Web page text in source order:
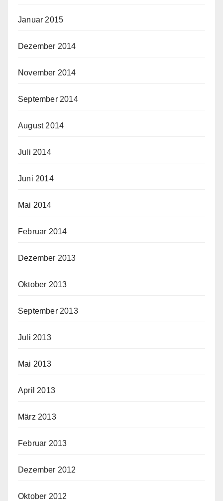
Januar 2015
Dezember 2014
November 2014
September 2014
August 2014
Juli 2014
Juni 2014
Mai 2014
Februar 2014
Dezember 2013
Oktober 2013
September 2013
Juli 2013
Mai 2013
April 2013
März 2013
Februar 2013
Dezember 2012
Oktober 2012